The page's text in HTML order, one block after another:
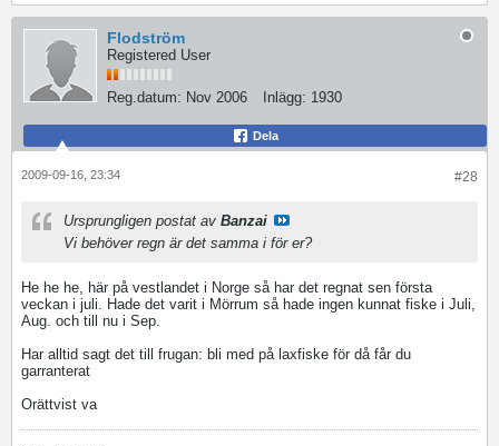
Flodström
Registered User
Reg.datum: Nov 2006 Inlägg: 1930
Dela
#28
2009-09-16, 23:34
Ursprungligen postat av Banzai
Vi behöver regn är det samma i för er?
He he he, här på vestlandet i Norge så har det regnat sen första
veckan i juli. Hade det varit i Mörrum så hade ingen kunnat fiske i Juli,
Aug. och till nu i Sep.
Har alltid sagt det till frugan: bli med på laxfiske för då får du
garranterat
Orättvist va